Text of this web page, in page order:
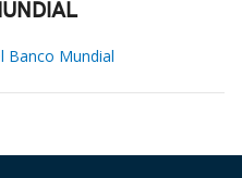
Banco Mundial